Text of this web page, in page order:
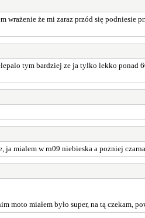
że mi zaraz przód się podniesie
tym bardziej ze ja tylko lekko
ja mialem w rn09 niebieska a pozniej
moto miałem było super, na tą czekam,